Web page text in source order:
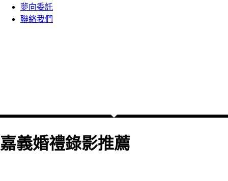
夢向委託
聯絡我們
嘉義婚禮錄影推薦